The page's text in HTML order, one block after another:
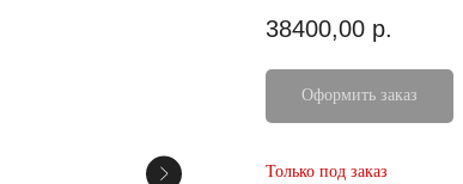
38400,00 р.
Оформить заказ
Только под заказ